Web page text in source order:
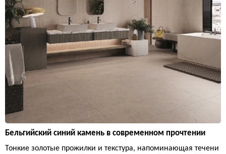
Бельгийский синий камень в современном прочтении
Тонкие золотые прожилки и текстура, напоминающая течени